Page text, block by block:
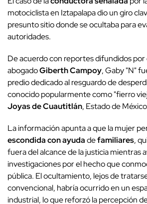
motociclista en Iztapalapa dio un giro
presunto sitio donde se ocultaba para
autoridades.
De acuerdo con reportes difundidos por
abogadoGiberth Campoy, Gaby "N"
predio dedicado al resguardo de
conocido popularmente como "fierro
Joyas de Cuautitlán, Estado de
La información apunta a que la mujer
escondida con ayudadefamiliares,
fuera del alcance de la justicia mientras
investigaciones por el hecho que
pública. El ocultamiento, lejos de
convencional, habría ocurrido en un
industrial, lo que reforzó la percepción